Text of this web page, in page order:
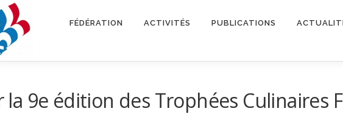
FÉDÉRATION ACTIVITÉS PUBLICATIONS
la 9e édition des Trophées Culinaires